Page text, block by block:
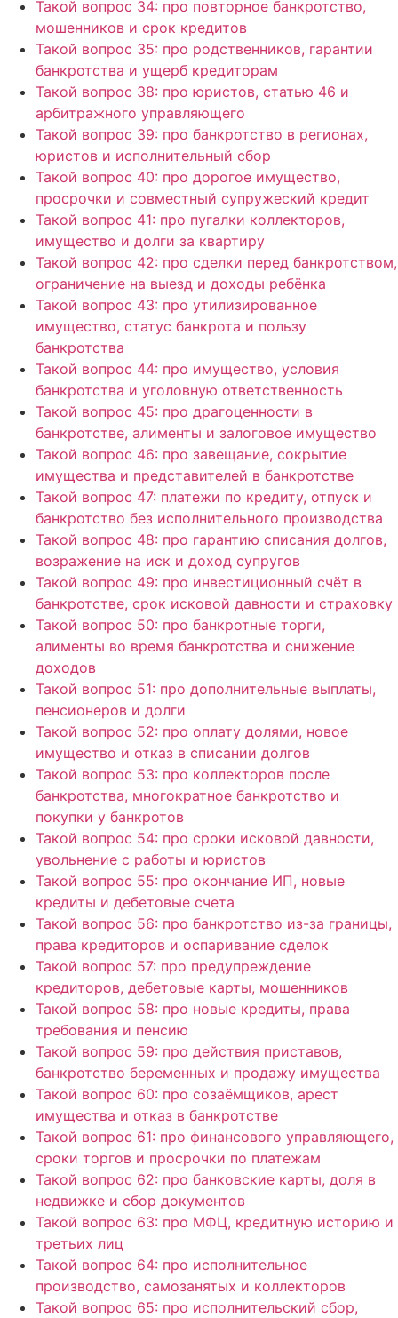
Такой вопрос 34: про повторное банкротство,
мошенников и срок кредитов
Такой вопрос 35: про родственников, гарантии
банкротства и ущерб кредиторам
Такой вопрос 38: про юристов, статью 46 и
арбитражного управляющего
Такой вопрос 39: про банкротство в регионах,
юристов и исполнительный сбор
Такой вопрос 40: про дорогое имущество,
просрочки и совместный супружеский кредит
Такой вопрос 41: про пугалки коллекторов,
имущество и долги за квартиру
Такой вопрос 42: про сделки перед банкротством,
ограничение на выезд и доходы ребёнка
Такой вопрос 43: про утилизированное
имущество, статус банкрота и пользу
банкротства
Такой вопрос 44: про имущество, условия
банкротства и уголовную ответственность
Такой вопрос 45: про драгоценности в
банкротстве, алименты и залоговое имущество
Такой вопрос 46: про завещание, сокрытие
имущества и представителей в банкротстве
Такой вопрос 47: платежи по кредиту, отпуск и
банкротство без исполнительного производства
Такой вопрос 48: про гарантию списания долгов,
возражение на иск и доход супругов
Такой вопрос 49: про инвестиционный счёт в
банкротстве, срок исковой давности и страховку
Такой вопрос 50: про банкротные торги,
алименты во время банкротства и снижение
доходов
Такой вопрос 51: про дополнительные выплаты,
пенсионеров и долги
Такой вопрос 52: про оплату долями, новое
имущество и отказ в списании долгов
Такой вопрос 53: про коллекторов после
банкротства, многократное банкротство и
покупки у банкротов
Такой вопрос 54: про сроки исковой давности,
увольнение с работы и юристов
Такой вопрос 55: про окончание ИП, новые
кредиты и дебетовые счета
Такой вопрос 56: про банкротство из-за границы,
права кредиторов и оспаривание сделок
Такой вопрос 57: про предупреждение
кредиторов, дебетовые карты, мошенников
Такой вопрос 58: про новые кредиты, права
требования и пенсию
Такой вопрос 59: про действия приставов,
банкротство беременных и продажу имущества
Такой вопрос 60: про созаёмщиков, арест
имущества и отказ в банкротстве
Такой вопрос 61: про финансового управляющего,
сроки торгов и просрочки по платежам
Такой вопрос 62: про банковские карты, доля в
недвижке и сбор документов
Такой вопрос 63: про МФЦ, кредитную историю и
третьих лиц
Такой вопрос 64: про исполнительное
производство, самозанятых и коллекторов
Такой вопрос 65: про исполнительский сбор,